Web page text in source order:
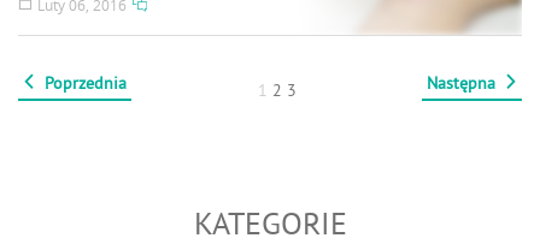
Luty 06, 2016
Poprzednia 1 2 3 Następna
KATEGORIE